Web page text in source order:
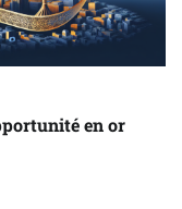
en or